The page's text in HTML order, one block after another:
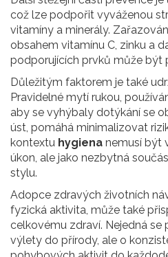
což lze podpořit vyváženou
vitamíny a minerály.
obsahem vitamínu C, zinku a
podporujících prvků může být
Důležitým faktorem je také
Pravidelné mytí rukou,
aby se vyhýbaly dotýkání se
úst, pomáhá minimalizovat
kontextu hygiena nemusí být
úkon, ale jako nezbytná
stylu.
Adopce zdravých životních
fyzická aktivita, může také
celkovému zdraví. Nejedná se
výlety do přírody, ale o